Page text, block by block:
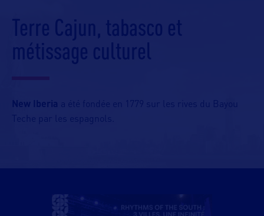
Terre Cajun, tabasco et
métissage culturel
New Iberia a été fondée en 1779 sur les rives du Bayou
Teche par les espagnols.